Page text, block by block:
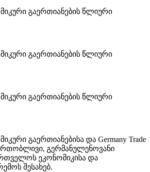
გაერთიანების წლიური
გაერთიანების წლიური
გაერთიანების წლიური
გაერთიანებისა და Germany Trade
გერმანულენოვანი
ეკონომიკისა და
შესახებ.